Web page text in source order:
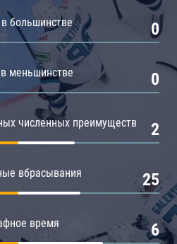
большинстве 0
меньшинстве 0
численных преимуществ 2
вбрасывания 25
время 6